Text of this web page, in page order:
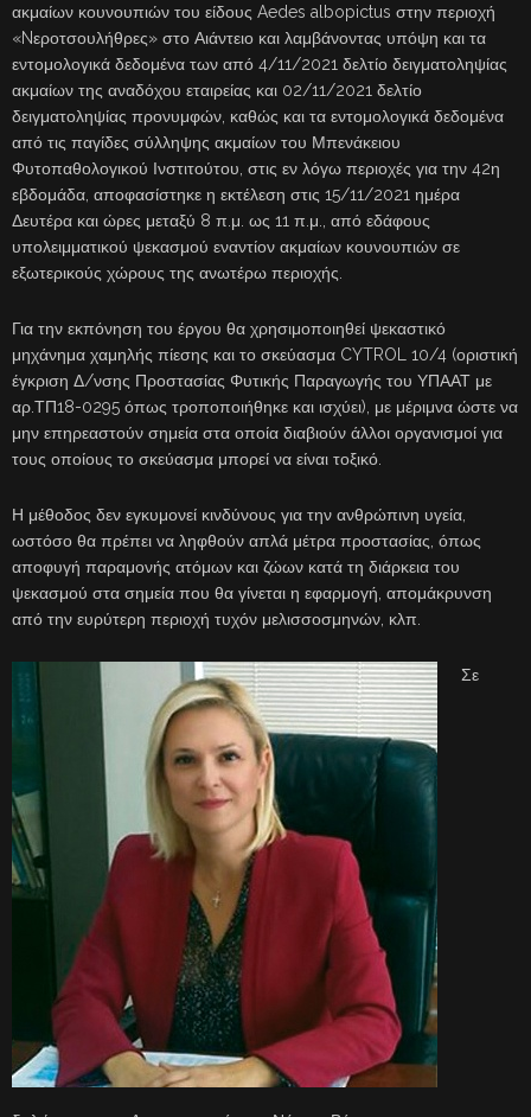
ακμαίων κουνουπιών του είδους Aedes albopictus στην περιοχή
«Nεροτσουλήθρες» στο Αιάντειο και λαμβάνοντας υπόψη και τα
εντομολογικά δεδομένα των από 4/11/2021 δελτίο δειγματοληψίας
ακμαίων της αναδόχου εταιρείας και 02/11/2021 δελτίο
δειγματοληψίας προνυμφών, καθώς και τα εντομολογικά δεδομένα
από τις παγίδες σύλληψης ακμαίων του Μπενάκειου
Φυτοπαθολογικού Ινστιτούτου, στις εν λόγω περιοχές για την 42η
εβδομάδα, αποφασίστηκε η εκτέλεση στις 15/11/2021 ημέρα
Δευτέρα και ώρες μεταξύ 8 π.μ. ως 11 π.μ., από εδάφους
υπολειμματικού ψεκασμού εναντίον ακμαίων κουνουπιών σε
εξωτερικούς χώρους της ανωτέρω περιοχής.
Για την εκπόνηση του έργου θα χρησιμοποιηθεί ψεκαστικό
μηχάνημα χαμηλής πίεσης και το σκεύασμα CYTROL 10/4 (οριστική
έγκριση Δ/νσης Προστασίας Φυτικής Παραγωγής του ΥΠΑΑΤ με
αρ.ΤΠ18-0295 όπως τροποποιήθηκε και ισχύει), με μέριμνα ώστε να
μην επηρεαστούν σημεία στα οποία διαβιούν άλλοι οργανισμοί για
τους οποίους το σκεύασμα μπορεί να είναι τοξικό.
Η μέθοδος δεν εγκυμονεί κινδύνους για την ανθρώπινη υγεία,
ωστόσο θα πρέπει να ληφθούν απλά μέτρα προστασίας, όπως
αποφυγή παραμονής ατόμων και ζώων κατά τη διάρκεια του
ψεκασμού στα σημεία που θα γίνεται η εφαρμογή, απομάκρυνση
από την ευρύτερη περιοχή τυχόν μελισσοσμηνών, κλπ.
Σε